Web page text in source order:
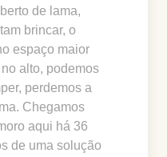
de lama,
brincar, o
espaço maior
alto, podemos
perdemos a
Chegamos
aqui há 36
de uma solução